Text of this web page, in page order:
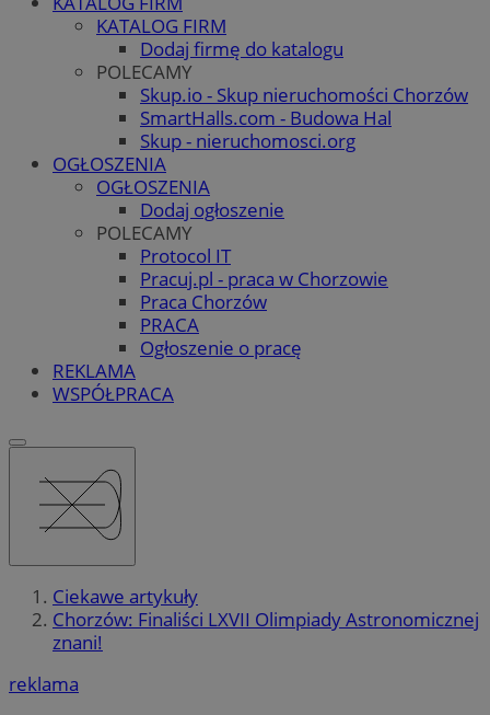
KATALOG FIRM
Dodaj firmę do katalogu
POLECAMY
Skup.io - Skup nieruchomości Chorzów
SmartHalls.com - Budowa Hal
Skup - nieruchomosci.org
OGŁOSZENIA
OGŁOSZENIA
Dodaj ogłoszenie
POLECAMY
Protocol IT
Pracuj.pl - praca w Chorzowie
Praca Chorzów
PRACA
Ogłoszenie o pracę
REKLAMA
WSPÓŁPRACA
Ciekawe artykuły
Chorzów: Finaliści LXVII Olimpiady Astronomicznej
znani!
reklama